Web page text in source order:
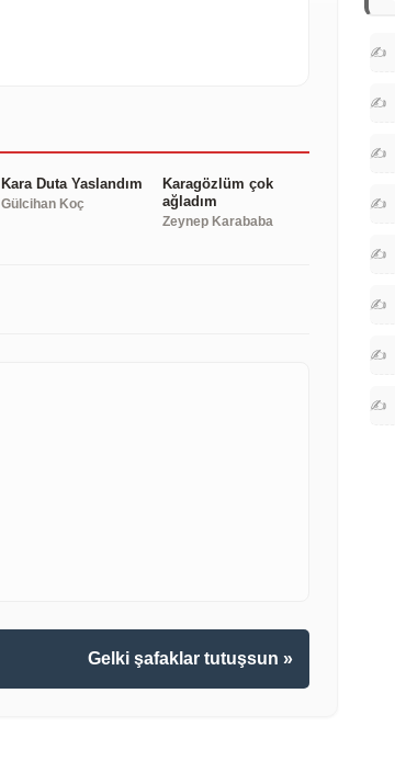
Kara Duta Yaslandım
Gülcihan Koç
Karagözlüm çok
ağladım
Zeynep Karababa
Gelki şafaklar tutuşsun »
✍️
✍️
✍️
✍️
✍️
✍️
✍️
✍️